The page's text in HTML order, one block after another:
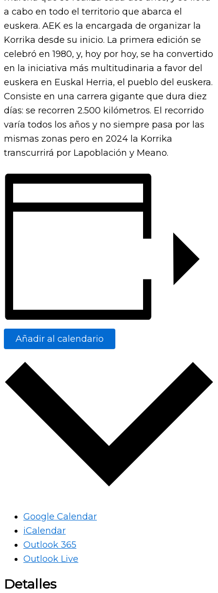
a cabo en todo el territorio que abarca el
euskera. AEK es la encargada de organizar la
Korrika desde su inicio. La primera edición se
celebró en 1980, y, hoy por hoy, se ha convertido
en la iniciativa más multitudinaria a favor del
euskera en Euskal Herria, el pueblo del euskera.
Consiste en una carrera gigante que dura diez
días: se recorren 2.500 kilómetros. El recorrido
varía todos los años y no siempre pasa por las
mismas zonas pero en 2024 la Korrika
transcurrirá por Lapoblación y Meano.
Añadir al calendario
Google Calendar
iCalendar
Outlook 365
Outlook Live
Detalles